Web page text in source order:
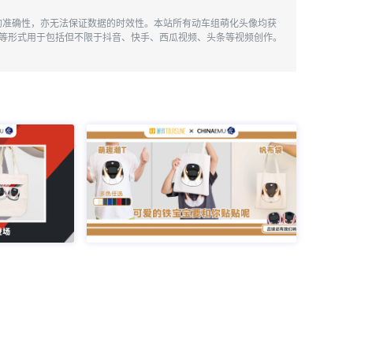
确性，亦无法保证数据的时效性。本站所有动车组萌化头像均获
式用于包括但不限于抖音、快手、西瓜视频、头条等视频创作。